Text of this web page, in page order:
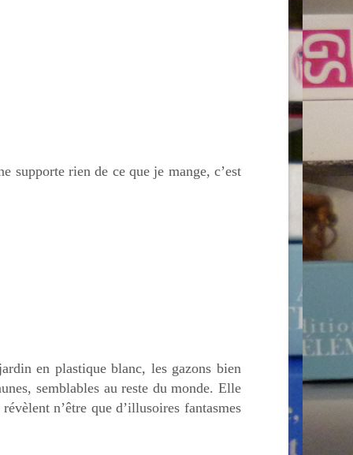
supporte rien de ce que je mange, c’est
en plastique blanc, les gazons bien
semblables au reste du monde. Elle
n’être que d’illusoires fantasmes